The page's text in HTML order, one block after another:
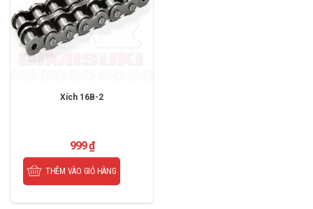
Xích 16B-2
999₫
THÊM VÀO GIỎ HÀNG